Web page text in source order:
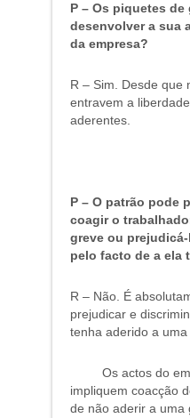
P – Os piquetes de
desenvolver a sua
da empresa?
R – Sim. Desde que
entravem a
aderentes.
P – O patrão pode
coagir o
greve ou
pelo facto de a ela
R – Não. É
prejudicar e
tenha aderido a uma
Os actos do
impliquem coacção
de não aderir a uma